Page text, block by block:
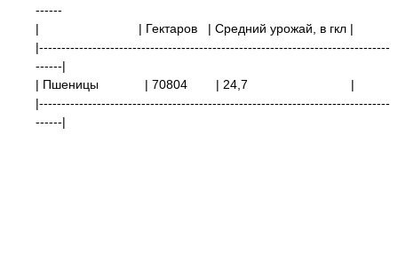
------
|
| Гектаров | Средний урожай, в гкл |
|-------------------------------------------------------------------------------
------|
| Пшеницы
| 70804 | 24,7
|
|-------------------------------------------------------------------------------
------|